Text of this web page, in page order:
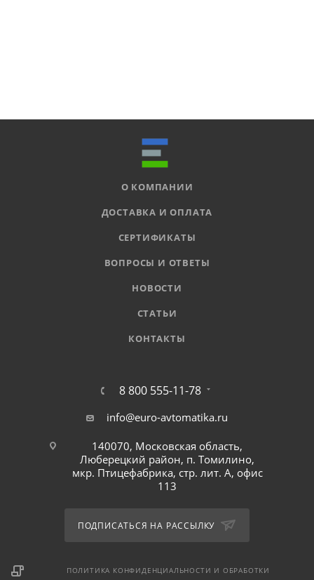
О КОМПАНИИ
ДОСТАВКА И ОПЛАТА
СЕРТИФИКАТЫ
ВОПРОСЫ И ОТВЕТЫ
НОВОСТИ
СТАТЬИ
КОНТАКТЫ
8 800 555-11-78
info@euro-avtomatika.ru
140070, Московская область,
Люберецкий район, п. Томилино,
мкр. Птицефабрика, стр. лит. А, офис
113
ПОДПИСАТЬСЯ НА РАССЫЛКУ
ПОЛИТИКА КОНФИДЕНЦИАЛЬНОСТИ И ОБРАБОТКИ